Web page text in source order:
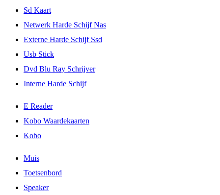
Sd Kaart
Netwerk Harde Schijf Nas
Externe Harde Schijf Ssd
Usb Stick
Dvd Blu Ray Schrijver
Interne Harde Schijf
E Reader
Kobo Waardekaarten
Kobo
Muis
Toetsenbord
Speaker